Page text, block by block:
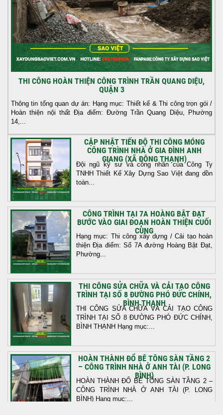
THI CÔNG HOÀN THIỆN CÔNG TRÌNH TRẦN QUANG DIỆU,
QUẬN 3
Thông tin tổng quan dự án: Hạng mục: Thiết kế & Thi công trọn gói /
Hoàn thiện nội thất Địa điểm: Đường Trần Quang Diệu, Phường
14,...
CẬP NHẬT TIẾN ĐỘ THI CÔNG MÓNG
CÔNG TRÌNH NHÀ Ở GIA ĐÌNH ANH
GIANG (XÃ ĐÔNG THẠNH)
Đội ngũ kỹ sư và công nhân của Công Ty
TNHH Thiết Kế Xây Dựng Sao Việt đang dồn
toàn...
CÔNG TRÌNH TẠI 7A HOÀNG BẬT ĐẠT
BƯỚC VÀO GIAI ĐOẠN HOÀN THIỆN CUỐI
CÙNG
Hạng mục: Thi công xây dựng / Cải tạo hoàn
thiện Địa điểm: Số 7A đường Hoàng Bật Đạt,
Phường...
THI CÔNG SỬA CHỮA VÀ CẢI TẠO CÔNG
TRÌNH TẠI SỐ 8 ĐƯỜNG PHÓ ĐỨC CHÍNH,
BÌNH THẠNH
THI CÔNG SỬA CHỮA VÀ CẢI TẠO CÔNG
TRÌNH TẠI SỐ 8 ĐƯỜNG PHÓ ĐỨC CHÍNH,
BÌNH THẠNH Hạng mục:...
HOÀN THÀNH ĐỔ BÊ TÔNG SÀN TẦNG 2
– CÔNG TRÌNH NHÀ Ở ANH TÀI (P. LONG
BÌNH)
HOÀN THÀNH ĐỔ BÊ TÔNG SÀN TẦNG 2 –
CÔNG TRÌNH NHÀ Ở ANH TÀI (P. LONG
BÌNH) Hạng mục:...